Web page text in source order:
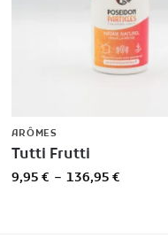
ARÔMES
Tutti Frutti
9,95 € – 136,95 €